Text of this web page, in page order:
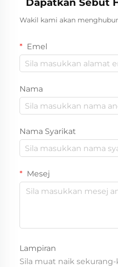
Dapatkan Sebut
Wakil kami akan
Emel
Nama
Nama Syarikat
Mesej
Lampiran
Sila muat naik